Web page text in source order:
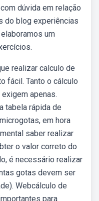
dúvida em relação
do blog experiências
um
realizar calculo de
fácil. Tanto o cálculo
apenas.
tabela rápida de
em hora
saber realizar
o valor correto do
é necessário realizar
gotas devem ser
Webcálculo de
para